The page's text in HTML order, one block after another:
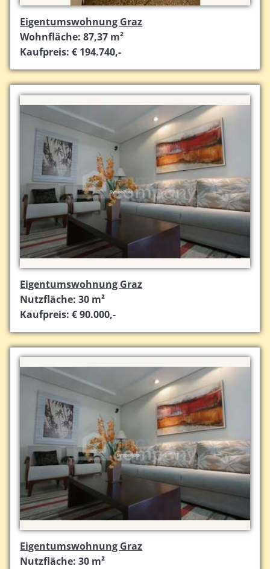
Eigentumswohnung Graz
Wohnfläche: 87,37 m²
Kaufpreis: € 194.740,-
Eigentumswohnung Graz
Nutzfläche: 30 m²
Kaufpreis: € 90.000,-
Eigentumswohnung Graz
Nutzfläche: 30 m²